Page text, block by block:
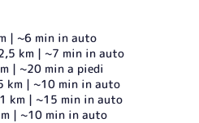
| ~6 min in auto
km | ~7 min in auto
| ~20 min a piedi
km | ~10 min in auto
km | ~15 min in auto
| ~10 min in auto